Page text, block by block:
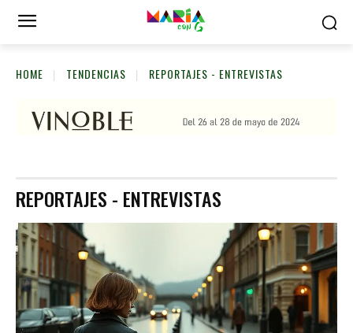
HOME TENDENCIAS REPORTAJES - ENTREVISTAS
REPORTAJES - ENTREVISTAS